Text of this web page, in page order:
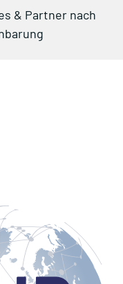
& Partner nach